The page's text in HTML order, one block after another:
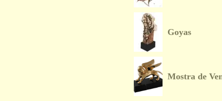
Goyas
Mostra de